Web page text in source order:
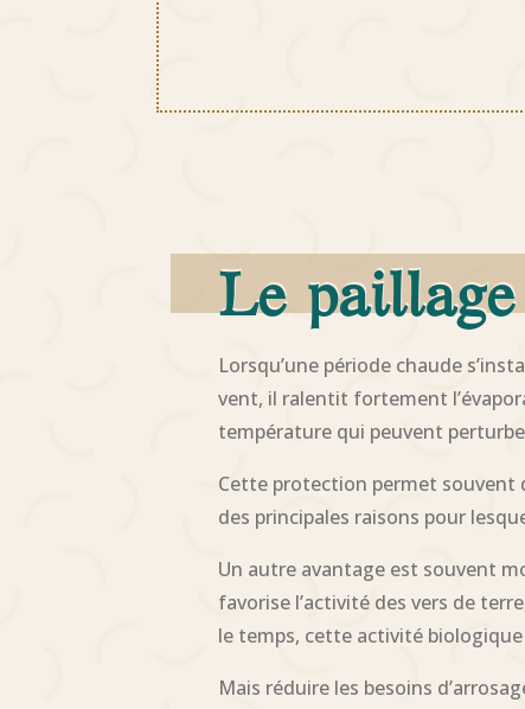
Le
Lorsqu’une période chaude
vent, il ralentit fortement
température qui peuvent
Cette protection permet souvent
des principales raisons pour
Un autre avantage est souvent
favorise l’activité des vers de
le temps, cette activité
Mais réduire les besoins